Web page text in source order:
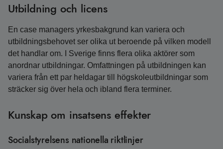
Utbildning och licens
En case managers yrkesbakgrund kan variera och
utbildningsbehovet ser olika ut beroende på vilken modell
det handlar om. I Sverige finns flera olika aktörer som
anordnar utbildningar. Omfattningen på utbildningen kan
variera från ett par heldagar till högskoleutbildningar som
sträcker sig över hela och ibland flera terminer.
Kunskap om insatsens effekter
Socialstyrelsens nationella riktlinjer